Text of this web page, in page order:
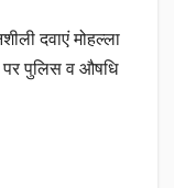
दवाएं मोहल्ला
पर पुलिस व औषधि